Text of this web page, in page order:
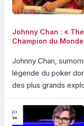
Johnny Chan : «
Champion du Monde
Johnny Chan,
légende du poker
des plus grands